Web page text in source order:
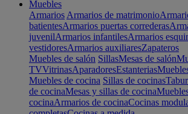
Muebles
Armarios Armarios de matrimonio
batientesArmarios puertas correderas
juvenilArmarios infantilesArmarios
vestidoresArmarios auxiliaresZapateros
Muebles de salón SillasMesas de salón
TVVitrinasAparadoresEstanterias
Muebles de cocina Sillas de cocinas
de cocinaMesas y sillas de cocina
cocinaArmarios de cocinaCocinas